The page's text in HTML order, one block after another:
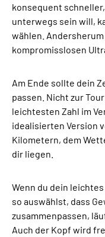
konsequent
unterwegs sein will,
wählen.
kompromisslosen
Am Ende sollte dein
passen. Nicht zur
leichtesten Zahl im
idealisierten Version
Kilometern, dem
dir liegen.
Wenn du dein
so auswählst, dass
zusammenpassen,
Auch der Kopf wird